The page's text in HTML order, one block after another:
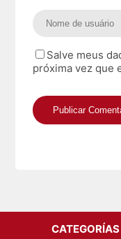
Salve meus
próxima vez que
CATEGORÍAS